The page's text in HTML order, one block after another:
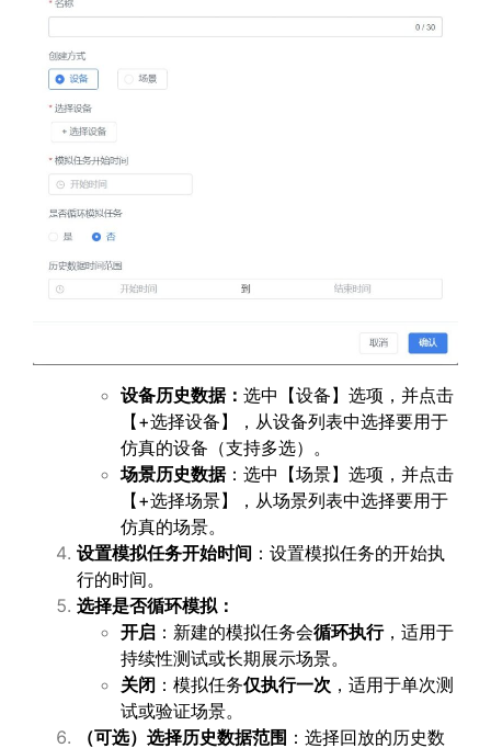
设备历史数据： 选中【设备】选项，并点击
【+选择设备】，从设备列表中选择要用于
仿真的设备（支持多选）。
场景历史数据：选中【场景】选项，并点击
【+选择场景】，从场景列表中选择要用于
仿真的场景。
设置模拟任务开始时间 ：设置模拟任务的开始执
行的时间。
选择是否循环模拟：
开启 ：新建的模拟任务会循环执行，适用于
持续性测试或长期展示场景。
关闭 ：模拟任务仅执行一次 ，适用于单次测
试或验证场景。
（可选）选择历史数据范围 ：选择回放的历史数